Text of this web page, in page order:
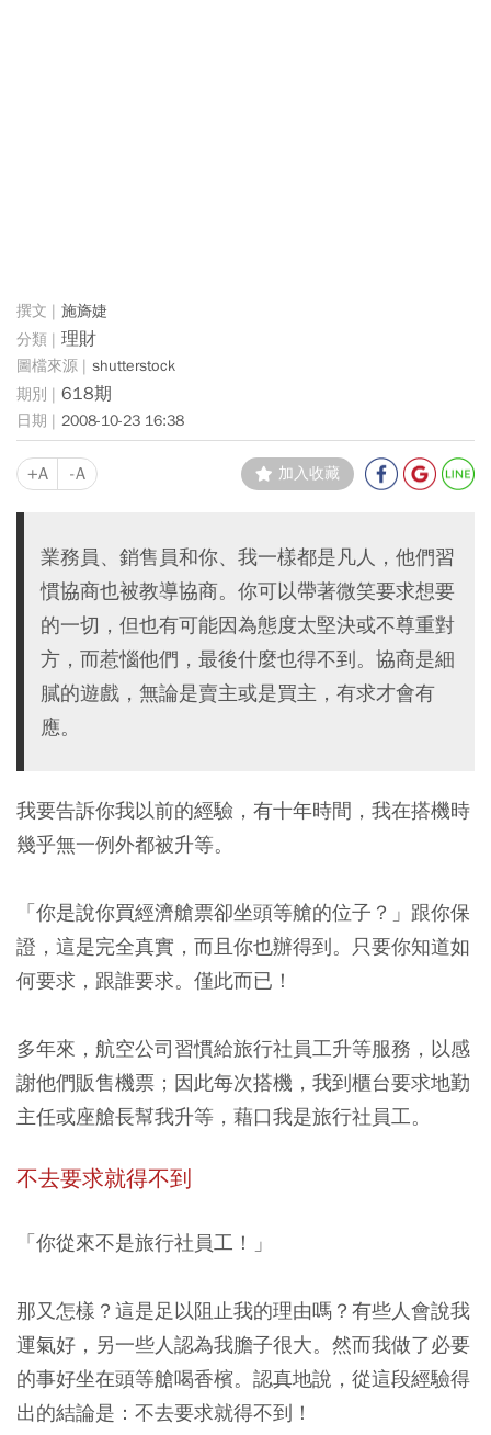
施旖婕
理財
shutterstock
618期
2008-10-23 16:38
+A -A 加入收藏
業務員、銷售員和你、我一樣都是凡人，他們習
慣協商也被教導協商。你可以帶著微笑要求想要
的一切，但也有可能因為態度太堅決或不尊重對
方，而惹惱他們，最後什麼也得不到。協商是細
膩的遊戲，無論是賣主或是買主，有求才會有
應。
我要告訴你我以前的經驗，有十年時間，我在搭機時
幾乎無一例外都被升等。
「你是說你買經濟艙票卻坐頭等艙的位子？」跟你保
證，這是完全真實，而且你也辦得到。只要你知道如
何要求，跟誰要求。僅此而已！
多年來，航空公司習慣給旅行社員工升等服務，以感
謝他們販售機票；因此每次搭機，我到櫃台要求地勤
主任或座艙長幫我升等，藉口我是旅行社員工。
不去要求就得不到
「你從來不是旅行社員工！」
那又怎樣？這是足以阻止我的理由嗎？有些人會說我
運氣好，另一些人認為我膽子很大。然而我做了必要
的事好坐在頭等艙喝香檳。認真地說，從這段經驗得
出的結論是：不去要求就得不到！